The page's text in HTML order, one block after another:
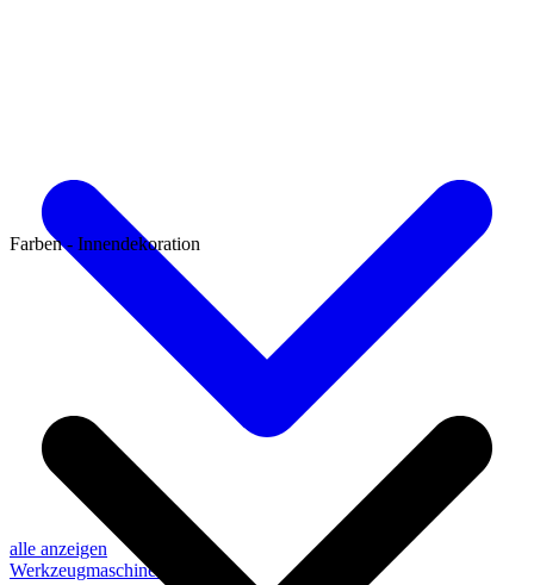
alle anzeigen
Werkzeugmaschinen-Zubehör
Farben - Innendekoration